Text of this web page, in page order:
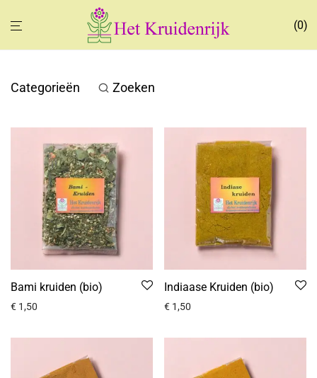
0
Categorieën Zoeken
Bami kruiden (bio)
€ 1,50
Indiaase Kruiden (bio)
€ 1,50